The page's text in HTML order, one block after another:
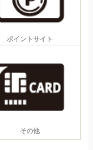
ポイントサイト
その他